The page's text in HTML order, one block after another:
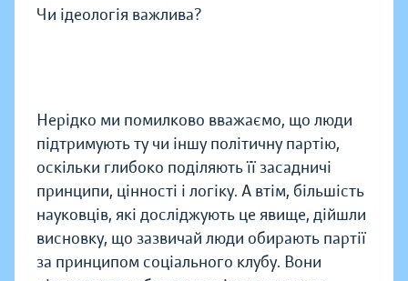
Чи ідеологія важлива?
Нерідко ми помилково вважаємо, що люди
підтримують ту чи іншу політичну партію,
оскільки глибоко поділяють її засадничі
принципи, цінності і логіку. А втім, більшість
науковців, які досліджують це явище, дійшли
висновку, що зазвичай люди обирають партії
за принципом соціального клубу. Вони